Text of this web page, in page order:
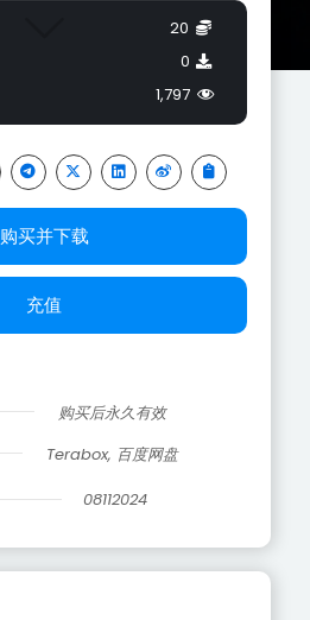
20
0
1,797
购买并下载
充值
购买后永久有效
Terabox, 百度网盘
08112024